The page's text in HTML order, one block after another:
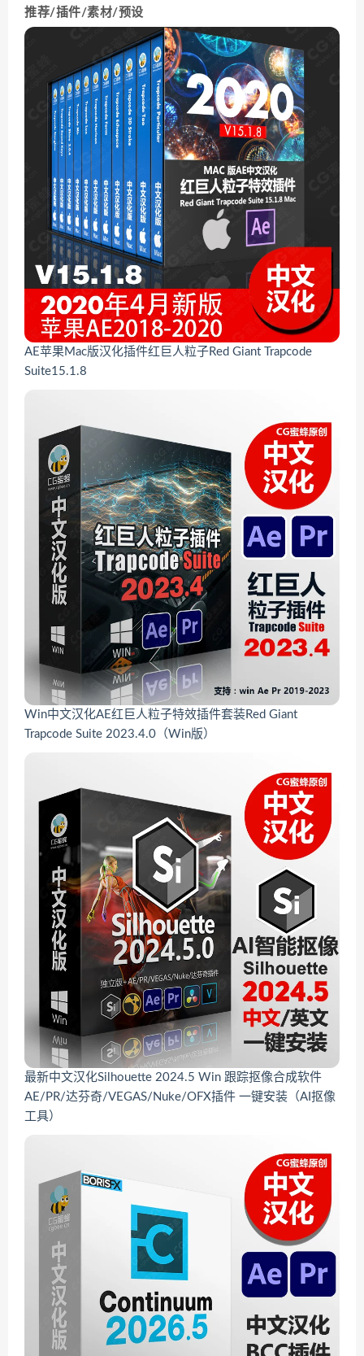
推荐/插件/素材/预设
AE苹果Mac版汉化插件红巨人粒子Red Giant Trapcode
Suite15.1.8
Win中文汉化AE红巨人粒子特效插件套装Red Giant
Trapcode Suite 2023.4.0（Win版）
最新中文汉化Silhouette 2024.5 Win 跟踪抠像合成软件
AE/PR/达芬奇/VEGAS/Nuke/OFX插件 一键安装（AI抠像
工具）